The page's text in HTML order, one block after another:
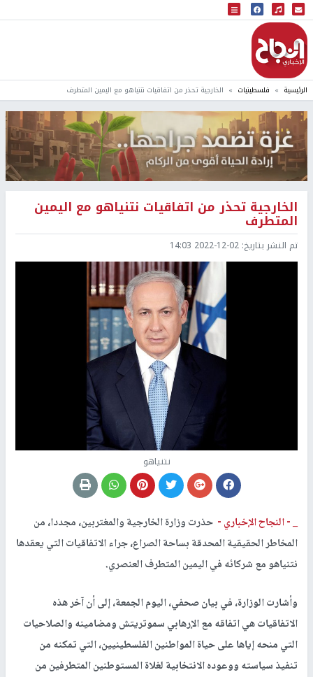
البث المباشر
إذاعة النجاح
الرئيسية فلسطينيات الخارجية تحذر من اتفاقيات نتنياهو مع اليمين المتطرف
الخارجية تحذر من اتفاقيات نتنياهو مع اليمين
المتطرف
تم النشر بتاريخ: 2022-12-02 14:03
نتنياهو
_ -النجاح الإخباري - حذرت وزارة الخارجية والمغتربين، مجددا، من
المخاطر الحقيقية المحدقة بساحة الصراع، جراء الاتفاقيات التي يعقدها
نتنياهو مع شركائه في اليمين المتطرف العنصري.
وأشارت الوزارة، في بيان صحفي، اليوم الجمعة، إلى أن آخر هذه
الاتفاقيات هي اتفاقه مع الإرهابي سموتريتش ومضامينه والصلاحيات
التي منحه إياها على حياة المواطنين الفلسطينيين، التي تمكنه من
تنفيذ سياسته ووعوده الانتخابية لغلاة المستوطنين المتطرفين من